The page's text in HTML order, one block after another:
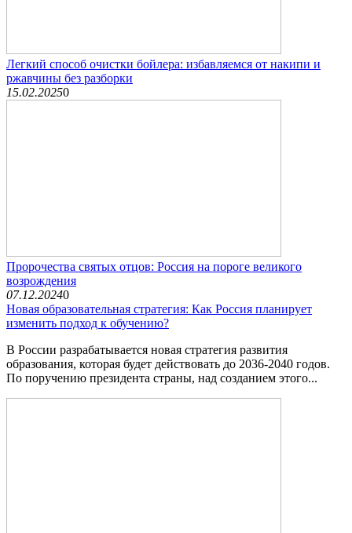
Легкий способ очистки бойлера: избавляемся от накипи и
ржавчины без разборки
15.02.20250
Пророчества святых отцов: Россия на пороге великого
возрождения
07.12.20240
Новая образовательная стратегия: Как Россия планирует
изменить подход к обучению?
В России разрабатывается новая стратегия развития
образования, которая будет действовать до 2036-2040 годов.
По поручению президента страны, над созданием этого...